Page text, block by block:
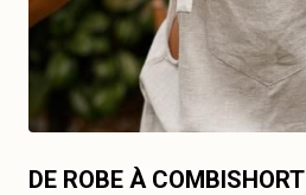
DE ROBE À COMBISHORT